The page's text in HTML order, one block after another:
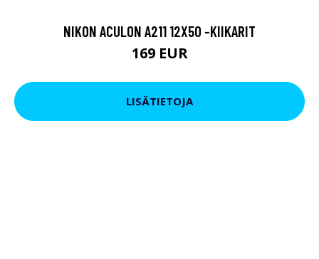
NIKON ACULON A211 12X50 -KIIKARIT
169 EUR
LISÄTIETOJA